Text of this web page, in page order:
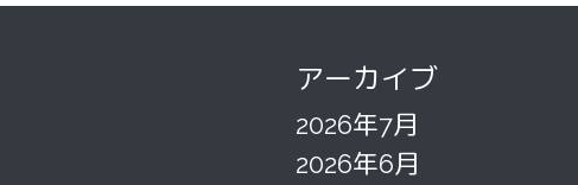
アーカイブ
2026年7月
2026年6月